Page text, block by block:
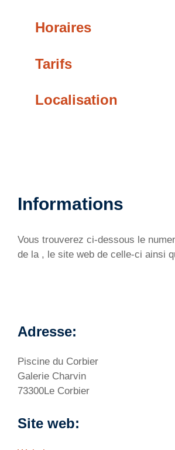
Horaires
Tarifs
Localisation
Informations
Vous trouverez ci-dessous le
de la , le site web de celle-ci ainsi
Adresse:
Piscine du Corbier
Galerie Charvin
73300Le Corbier
Site web: